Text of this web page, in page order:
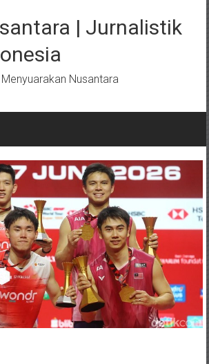
| Jurnalistik
Nusantara